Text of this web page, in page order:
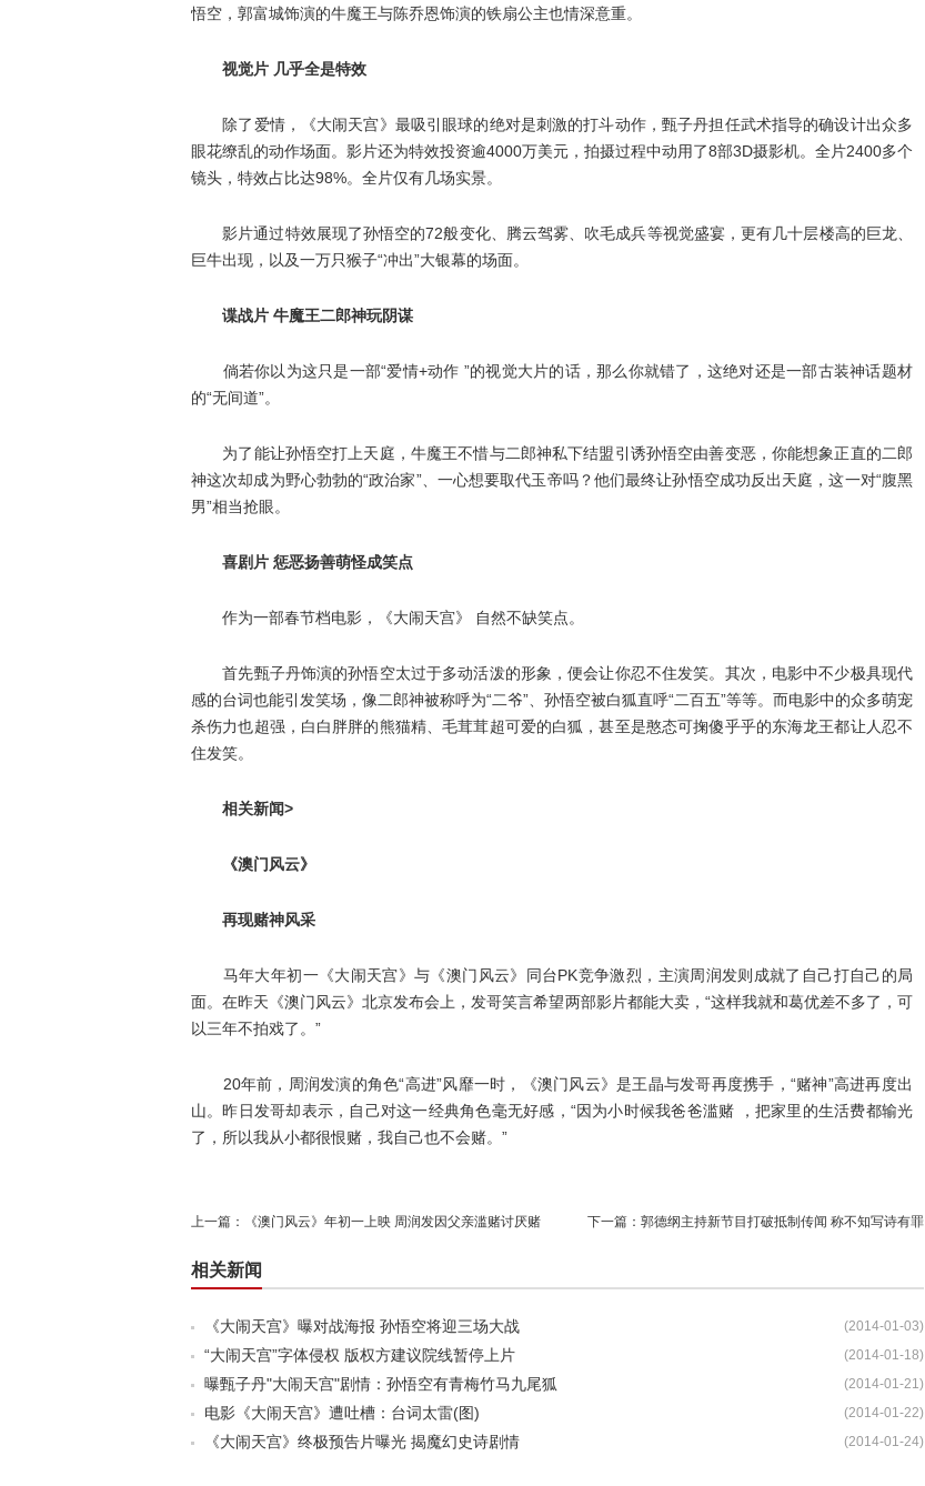
悟空，郭富城饰演的牛魔王与陈乔恩饰演的铁扇公主也情深意重。
视觉片 几乎全是特效
除了爱情，《大闹天宫》最吸引眼球的绝对是刺激的打斗动作，甄子丹担任武术指导的确设计出众多
眼花缭乱的动作场面。影片还为特效投资逾4000万美元，拍摄过程中动用了8部3D摄影机。全片2400多个
镜头，特效占比达98%。全片仅有几场实景。
影片通过特效展现了孙悟空的72般变化、腾云驾雾、吹毛成兵等视觉盛宴，更有几十层楼高的巨龙、
巨牛出现，以及一万只猴子“冲出”大银幕的场面。
谍战片 牛魔王二郎神玩阴谋
倘若你以为这只是一部“爱情+动作 ”的视觉大片的话，那么你就错了，这绝对还是一部古装神话题材
的“无间道”。
为了能让孙悟空打上天庭，牛魔王不惜与二郎神私下结盟引诱孙悟空由善变恶，你能想象正直的二郎
神这次却成为野心勃勃的“政治家”、一心想要取代玉帝吗？他们最终让孙悟空成功反出天庭，这一对“腹黑
男”相当抢眼。
喜剧片 惩恶扬善萌怪成笑点
作为一部春节档电影，《大闹天宫》 自然不缺笑点。
首先甄子丹饰演的孙悟空太过于多动活泼的形象，便会让你忍不住发笑。其次，电影中不少极具现代
感的台词也能引发笑场，像二郎神被称呼为“二爷”、孙悟空被白狐直呼“二百五”等等。而电影中的众多萌宠
杀伤力也超强，白白胖胖的熊猫精、毛茸茸超可爱的白狐，甚至是憨态可掬傻乎乎的东海龙王都让人忍不
住发笑。
相关新闻>
《澳门风云》
再现赌神风采
马年大年初一《大闹天宫》与《澳门风云》同台PK竞争激烈，主演周润发则成就了自己打自己的局
面。在昨天《澳门风云》北京发布会上，发哥笑言希望两部影片都能大卖，“这样我就和葛优差不多了，可
以三年不拍戏了。”
20年前，周润发演的角色“高进”风靡一时，《澳门风云》是王晶与发哥再度携手，“赌神”高进再度出
山。昨日发哥却表示，自己对这一经典角色毫无好感，“因为小时候我爸爸滥赌 ，把家里的生活费都输光
了，所以我从小都很恨赌 ，我自己也不会赌。”
上一篇： 《澳门风云》年初一上映 周润发因父亲滥赌讨厌赌 下一篇： 郭德纲主持新节目打破抵制传闻 称不知写诗有罪
相关新闻
(2014-01-03)
《大闹天宫》曝对战海报 孙悟空将迎三场大战
(2014-01-18)
“大闹天宫”字体侵权 版权方建议院线暂停上片
(2014-01-21)
曝甄子丹"大闹天宫"剧情：孙悟空有青梅竹马九尾狐
(2014-01-22)
电影《大闹天宫》遭吐槽：台词太雷(图)
(2014-01-24)
《大闹天宫》终极预告片曝光 揭魔幻史诗剧情